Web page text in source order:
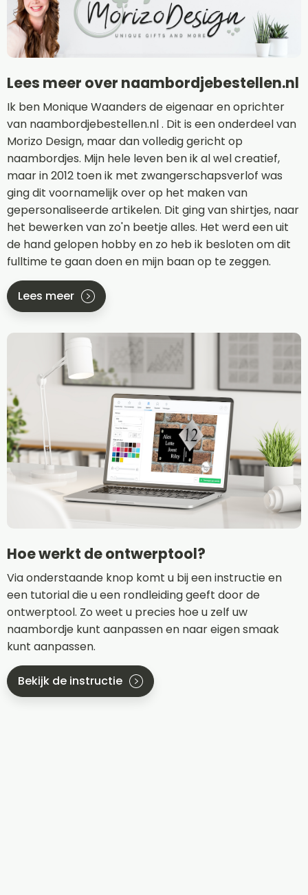
Lees meer over naambordjebestellen.nl
Ik ben Monique Waanders de eigenaar en oprichter
van naambordjebestellen.nl . Dit is een onderdeel van
Morizo Design, maar dan volledig gericht op
naambordjes. Mijn hele leven ben ik al wel creatief,
maar in 2012 toen ik met zwangerschapsverlof was
ging dit voornamelijk over op het maken van
gepersonaliseerde artikelen. Dit ging van shirtjes, naar
het bewerken van zo'n beetje alles. Het werd een uit
de hand gelopen hobby en zo heb ik besloten om dit
fulltime te gaan doen en mijn baan op te zeggen.
Lees meer
Hoe werkt de ontwerptool?
Via onderstaande knop komt u bij een instructie en
een tutorial die u een rondleiding geeft door de
ontwerptool. Zo weet u precies hoe u zelf uw
naambordje kunt aanpassen en naar eigen smaak
kunt aanpassen.
Bekijk de instructie